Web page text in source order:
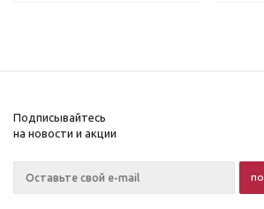
Подписывайтесь
на новости и акции